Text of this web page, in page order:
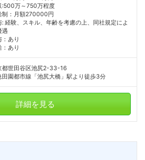
:500万～750万程度
制：月額270000円
: 経験、スキル、年齢を考慮の上、同社規定によ
遇
：あり
：あり
都世田谷区池尻2-33-16
田園都市線「池尻大橋」駅より徒歩3分
詳細を見る